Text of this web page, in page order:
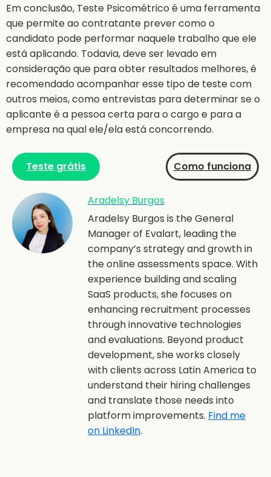
Em conclusão, Teste Psicométrico é uma ferramenta
que permite ao contratante prever como o
candidato pode performar naquele trabalho que ele
está aplicando. Todavia, deve ser levado em
consideração que para obter resultados melhores, é
recomendado acompanhar esse tipo de teste com
outros meios, como entrevistas para determinar se o
aplicante é a pessoa certa para o cargo e para a
empresa na qual ele/ela está concorrendo.
Teste grátis Como funciona
Aradelsy Burgos
Aradelsy Burgos is the General
Manager of Evalart, leading the
company’s strategy and growth in
the online assessments space. With
experience building and scaling
SaaS products, she focuses on
enhancing recruitment processes
through innovative technologies
and evaluations. Beyond product
development, she works closely
with clients across Latin America to
understand their hiring challenges
and translate those needs into
platform improvements. Find me
on LinkedIn.